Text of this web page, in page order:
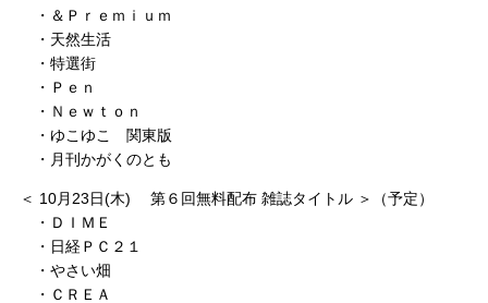
・＆Ｐｒｅｍｉｕｍ
・天然生活
・特選街
・Ｐｅｎ
・Ｎｅｗｔｏｎ
・ゆこゆこ 関東版
・月刊かがくのとも
＜ 10月23日(木) 第６回無料配布 雑誌タイトル ＞（予定）
・ＤＩＭＥ
・日経ＰＣ２１
・やさい畑
・ＣＲＥＡ